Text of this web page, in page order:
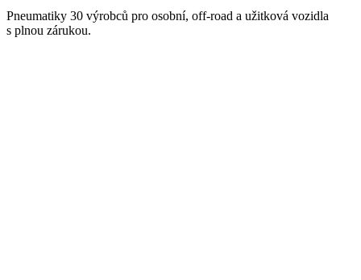
Pneumatiky 30 výrobců pro osobní, off-road a užitková vozidla
s plnou zárukou.